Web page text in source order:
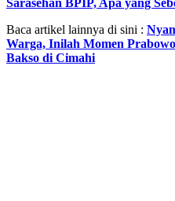
Sarasehan BPIP, Apa yang
Baca artikel lainnya di sini :
Warga, Inilah Momen
Bakso di Cimahi